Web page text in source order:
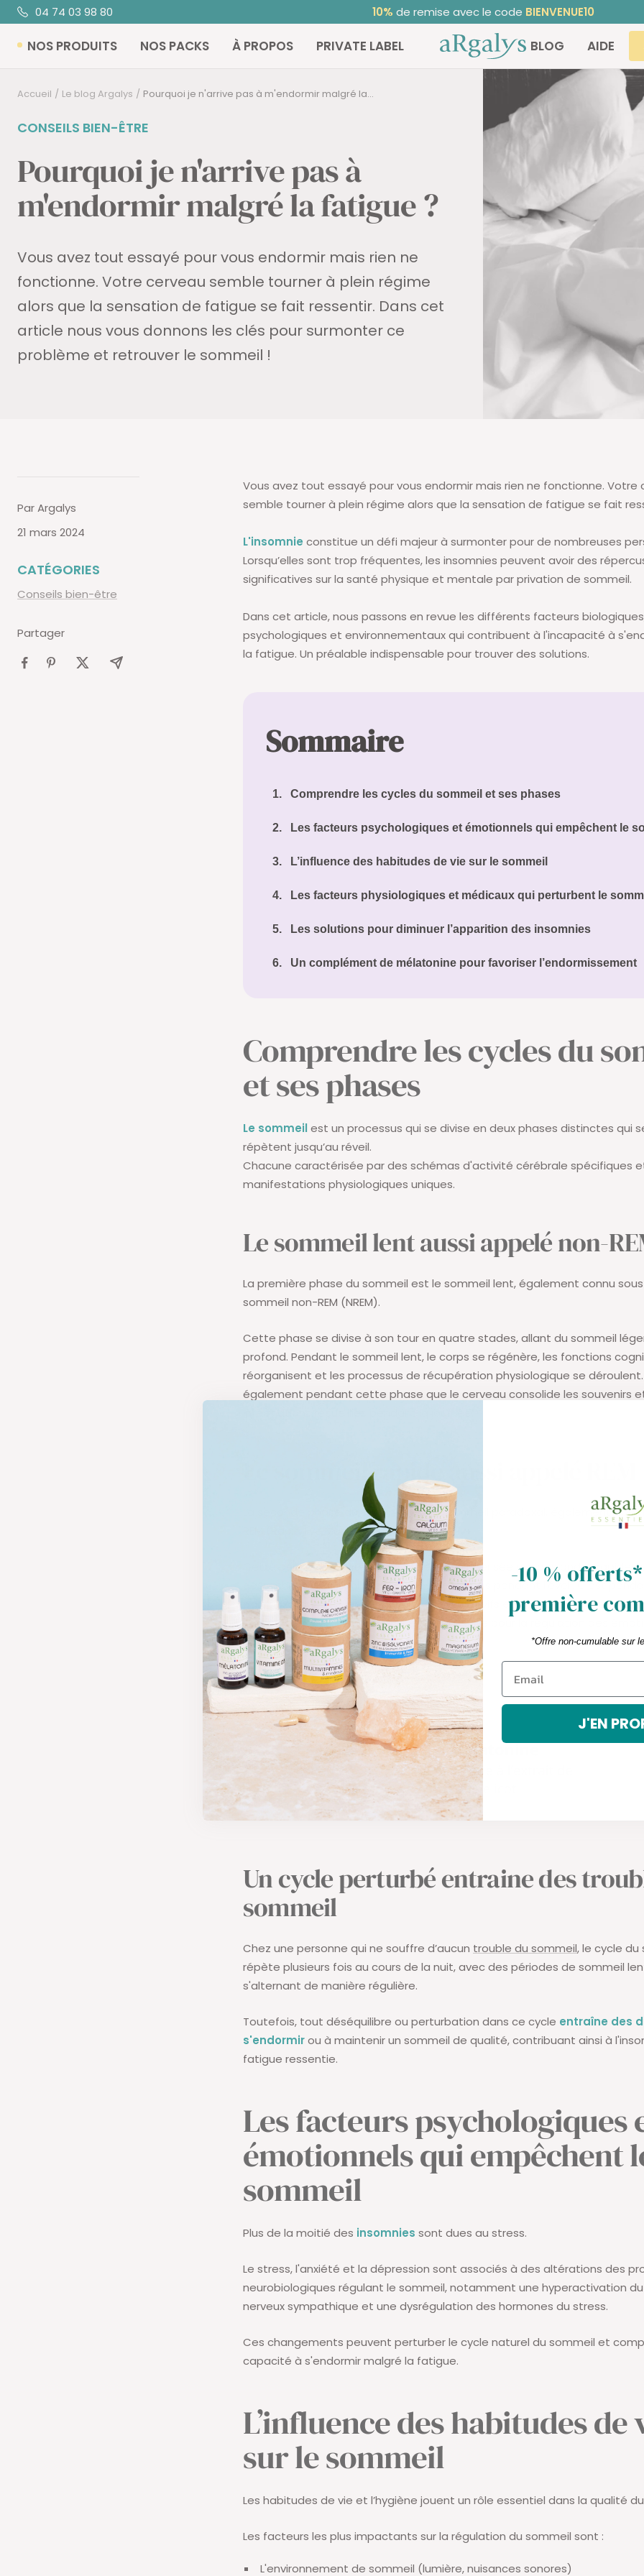
Passer
au
contenu
04 74 03 98 80 10% de remise avec le code BIENVENUE10
NOS PRODUITS NOS PACKS À PROPOS PRIVATE LABEL ARGALYS BLOG AIDE
Accueil Le blog Argalys Pourquoi je n'arrive pas à m'endormir malgré la...
CONSEILS BIEN-ÊTRE
Pourquoi je n'arrive pas à
m'endormir malgré la fatigue ?
Vous avez tout essayé pour vous endormir mais rien ne
fonctionne. Votre cerveau semble tourner à plein régime
alors que la sensation de fatigue se fait ressentir. Dans cet
article nous vous donnons les clés pour surmonter ce
problème et retrouver le sommeil !
Par Argalys
21 mars 2024
CATÉGORIES
Conseils bien-être
Partager
Vous avez tout essayé pour vous endormir mais rien ne fonctionne. Votre
semble tourner à plein régime alors que la sensation de fatigue se fait
L'insomnie constitue un défi majeur à surmonter pour de nombreuses
Lorsqu’elles sont trop fréquentes, les insomnies peuvent avoir des
significatives sur la santé physique et mentale par privation de sommeil.
Dans cet article, nous passons en revue les différents facteurs
psychologiques et environnementaux qui contribuent à l'incapacité à
la fatigue. Un préalable indispensable pour trouver des solutions.
Sommaire
1. Comprendre les cycles du sommeil et ses phases
2. Les facteurs psychologiques et émotionnels qui empêchent le
3. L’influence des habitudes de vie sur le sommeil
4. Les facteurs physiologiques et médicaux qui perturbent le
5. Les solutions pour diminuer l’apparition des insomnies
6. Un complément de mélatonine pour favoriser l’endormissement
Comprendre les cycles du
et ses phases
Le sommeilest un processus qui se divise en deux phases distinctes qui
répètent jusqu’au réveil.
Chacune caractérisée par des schémas d'activité cérébrale spécifiques
manifestations physiologiques uniques.
Le sommeil lent aussi appelé non-
La première phase du sommeil est le sommeil lent, également connu
sommeil non-REM (NREM).
Cette phase se divise à son tour en quatre stades, allant du sommeil
profond. Pendant le sommeil lent, le corps se régénère, les fonctions
réorganisent et les processus de récupération physiologique se
également pendant cette phase que le cerveau consolide les souvenirs
Le sommeil rapide aussi appelé REM
La seconde phase du sommeil est le sommeil paradoxal, également
REM (Rapid Eye Movement).
Cette phase d’activité cérébrale est caractérisée par des ondes rapides et
désynchronisées, similaires à celles observées pendant l'éveil. C'est
paradoxal que surviennent les rêves les plus vifs et les mouvements
caractéristiques. Cette phase est essentielle pour la régulation des
pour le l’équilibre mental et nerveux.
Un cycle perturbé entraine des
sommeil
Chez une personne qui ne souffre d’aucun trouble du sommeil, le cycle du
répète plusieurs fois au cours de la nuit, avec des périodes de sommeil
s'alternant de manière régulière.
Toutefois, tout déséquilibre ou perturbation dans ce cycle entraîne des
s'endormirou à maintenir un sommeil de qualité, contribuant ainsi à
fatigue ressentie.
Les facteurs psychologiques
émotionnels qui empêchent
sommeil
Plus de la moitié des insomnies sont dues au stress.
Le stress, l'anxiété et la dépression sont associés à des altérations des
neurobiologiques régulant le sommeil, notamment une hyperactivation
nerveux sympathique et une dysrégulation des hormones du stress.
Ces changements peuvent perturber le cycle naturel du sommeil et
capacité à s'endormir malgré la fatigue.
L’influence des habitudes de
sur le sommeil
Les habitudes de vie et l’hygiène jouent un rôle essentiel dans la qualité
Les facteurs les plus impactants sur la régulation du sommeil sont :
L'environnement de sommeil (lumière, nuisances sonores)
-10 %
première
*Offre non-cumulable sur
J'EN